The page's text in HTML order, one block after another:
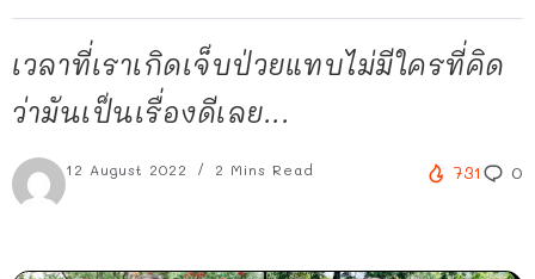
เวลาที่เราเกิดเจ็บป่วยแทบไม่มีใครที่คิด
ว่ามันเป็นเรื่องดีเลย...
12 August 2022 2 Mins Read 731 0